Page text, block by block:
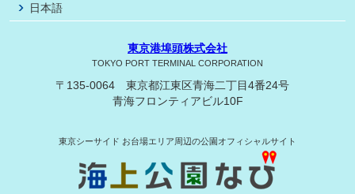
日本語
東京港埠頭株式会社
TOKYO PORT TERMINAL CORPORATION
〒135-0064 東京都江東区青海二丁目4番24号
青海フロンティアビル10F
東京シーサイド お台場エリア周辺の公園オフィシャルサイト